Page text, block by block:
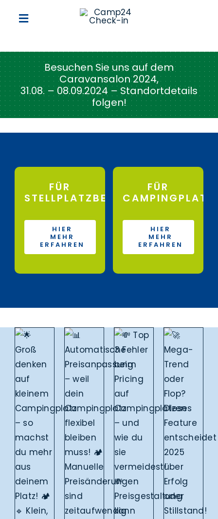
InhaltToggle
Home
Collection
Clearance Sale
Besuchen Sie uns auf dem
Caravansalon 2024,
31.08. – 08.09.2024 – Standortdetails
folgen!
FÜR
STELLPLATZBETREIBER
HIER
MEHR
ERFAHREN
FÜR
HIER
MEHR
ERFAHREN